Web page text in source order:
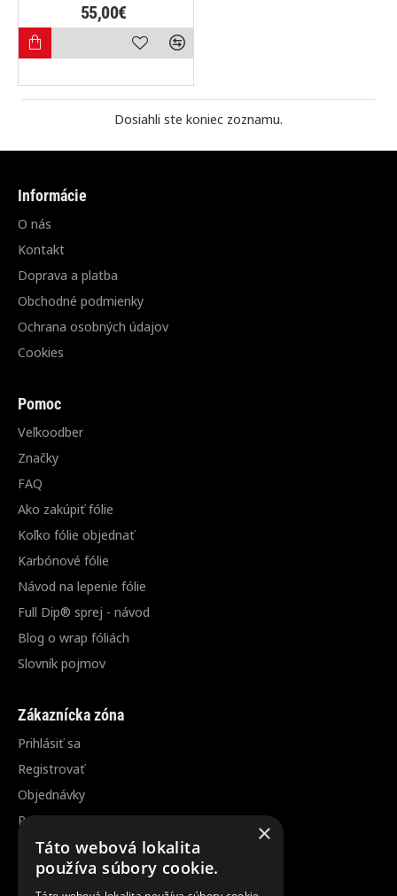
55,00€
Dosiahli ste koniec zoznamu.
Informácie
O nás
Kontakt
Doprava a platba
Obchodné podmienky
Ochrana osobných údajov
Cookies
Pomoc
Veľkoodber
Značky
FAQ
Ako zakúpiť fólie
Koľko fólie objednať
Karbónové fólie
Návod na lepenie fólie
Full Dip® sprej - návod
Blog o wrap fóliách
Slovník pojmov
Zákaznícka zóna
Prihlásiť sa
Registrovať
Objednávky
Reklamácia / vrátenie tovaru
Zrušenie objednávky
×
Táto webová lokalita
používa súbory cookie.